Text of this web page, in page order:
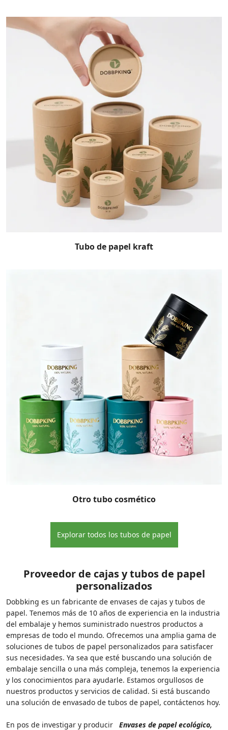
Tubo de papel kraft
Otro tubo cosmético
Explorar todos los tubos de papel
Proveedor de cajas y tubos de papel
personalizados
Dobbking es un fabricante de envases de cajas y tubos de
papel. Tenemos más de 10 años de experiencia en la industria
del embalaje y hemos suministrado nuestros productos a
empresas de todo el mundo. Ofrecemos una amplia gama de
soluciones de tubos de papel personalizados para satisfacer
sus necesidades. Ya sea que esté buscando una solución de
embalaje sencilla o una más compleja, tenemos la experiencia
y los conocimientos para ayudarle. Estamos orgullosos de
nuestros productos y servicios de calidad. Si está buscando
una solución de envasado de tubos de papel, contáctenos hoy.
En pos de investigar y producir Envases de papel ecológico,